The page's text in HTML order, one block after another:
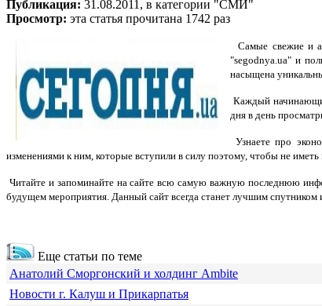
Публикация: 31.08.2011, в категории "СМИ"
Просмотр: эта статья прочитана 1742 раз
Самые свежие и
"segodnya.ua" и
насыщена
Каждый
дня в день
Узнаете про
изменениями к ним, которые вступили в силу поэтому, чтобы не
Читайте и запоминайте на сайте всю самую важную последнюю
будущем мероприятия. Данный сайт всегда станет лучшим
Еще статьи по теме
Анатолий Сморгонский и холдинг Ambite
Новости г. Калуш и Прикарпатья